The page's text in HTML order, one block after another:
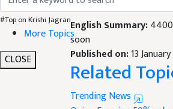
#Top on Krishi Jagran
More Topics
CLOSE
English Summary:
soon
Published on:
Related
Trending News
Onion Farming 50%